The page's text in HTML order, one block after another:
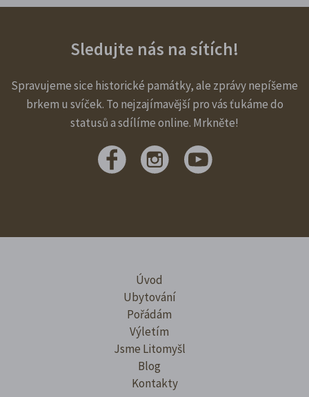
Sledujte nás na sítích!
Spravujeme sice historické památky, ale zprávy nepíšeme
brkem u svíček. To nejzajímavější pro vás ťukáme do
statusů a sdílíme online. Mrkněte!
Úvod
Ubytování
Pořádám
Výletím
Jsme Litomyšl
Blog
Kontakty